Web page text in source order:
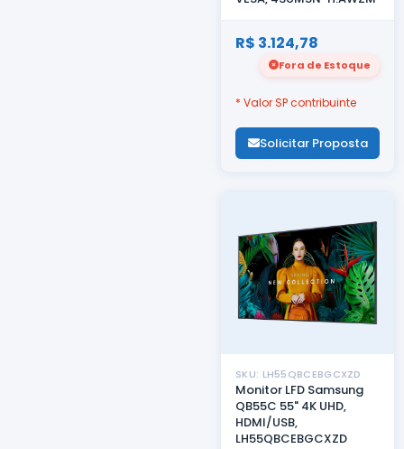
R$ 3.124,78
Fora de Estoque
* Valor SP contribuinte
Solicitar Proposta
SKU: LH55QBCEBGCXZD
Monitor LFD Samsung
QB55C 55" 4K UHD,
HDMI/USB,
LH55QBCEBGCXZD